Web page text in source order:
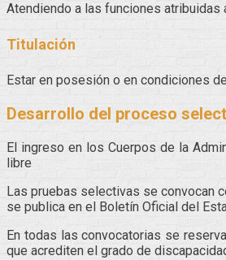
Atendiendo a las funciones atribuidas
Titulación
Estar en posesión o en condiciones
Desarrollo del proceso
El ingreso en los Cuerpos de la
libre
Las pruebas selectivas se convocan
se publica en el Boletín Oficial del
En todas las convocatorias se
que acrediten el grado de